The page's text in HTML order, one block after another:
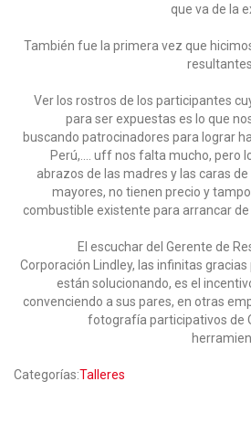
que va de la
También fue la primera vez que
Ver los rostros de los participantes
para ser expuestas es lo que
buscando patrocinadores para lograr
Perú,…. uff nos falta mucho, pero
abrazos de las madres y las caras
mayores, no tienen precio y
combustible existente para arrancar de
El escuchar del Gerente de
Corporación Lindley, las infinitas
están solucionando, es el
convenciendo a sus pares, en otras
fotografía participativos de
Categorías:Talleres